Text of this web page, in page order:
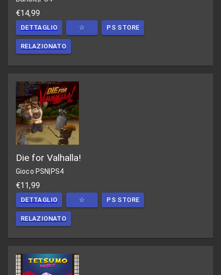
€14,99
DETTAGLIO ☆ PS STORE
RELAZIONATO
Die for Valhalla!
Gioco PSN PS4
€11,99
DETTAGLIO ☆ PS STORE
RELAZIONATO